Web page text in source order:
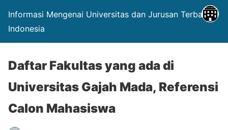
Informasi Mengenai Universitas dan Jurusan Terbaik di
Indonesia
Daftar Fakultas yang ada di
Universitas Gajah Mada, Referensi
Calon Mahasiswa